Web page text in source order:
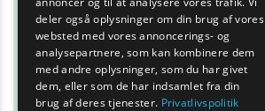
deler også oplysninger om din brug af vores
websted med vores annoncerings- og
analysepartnere, som kan kombinere dem
med andre oplysninger, som du har givet
dem, eller som de har indsamlet fra din
brug af deres tjenester. Privatlivspolitik